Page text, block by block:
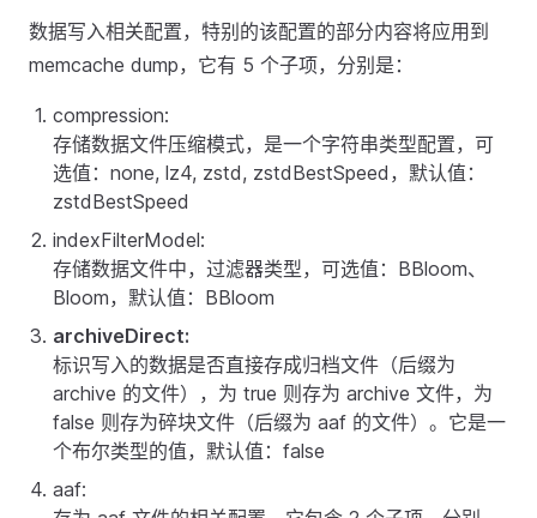
数据写入相关配置，特别的该配置的部分内容将应用到
memcache dump，它有 5 个子项，分别是：
compression:
存储数据文件压缩模式，是一个字符串类型配置，可
选值：none, lz4, zstd, zstdBestSpeed，默认值：
zstdBestSpeed
indexFilterModel:
存储数据文件中，过滤器类型，可选值：BBloom、
Bloom，默认值：BBloom
archiveDirect:
标识写入的数据是否直接存成归档文件（后缀为
archive 的文件），为 true 则存为 archive 文件，为
false 则存为碎块文件（后缀为 aaf 的文件）。它是一
个布尔类型的值，默认值：false
aaf: